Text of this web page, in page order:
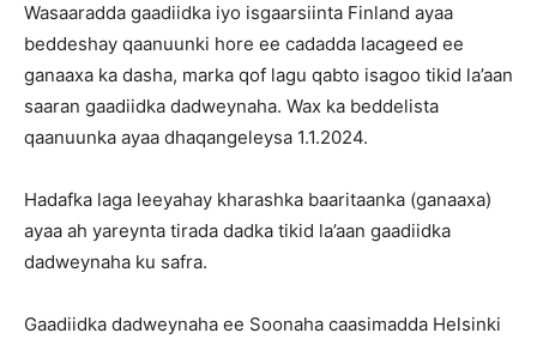
Wasaaradda gaadiidka iyo isgaarsiinta Finland ayaa
beddeshay qaanuunki hore ee cadadda lacageed ee
ganaaxa ka dasha, marka qof lagu qabto isagoo tikid la’aan
saaran gaadiidka dadweynaha. Wax ka beddelista
qaanuunka ayaa dhaqangeleysa 1.1.2024.
Hadafka laga leeyahay kharashka baaritaanka (ganaaxa)
ayaa ah yareynta tirada dadka tikid la’aan gaadiidka
dadweynaha ku safra.
Gaadiidka dadweynaha ee Soonaha caasimadda Helsinki